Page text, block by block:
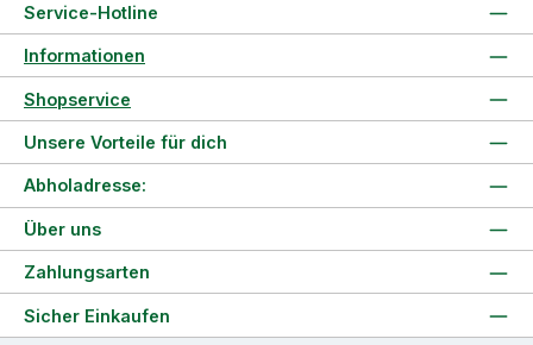
Service-Hotline
Informationen
Shopservice
Unsere Vorteile für dich
Über uns
Zahlungsarten
Abholadresse:
Sicher Einkaufen